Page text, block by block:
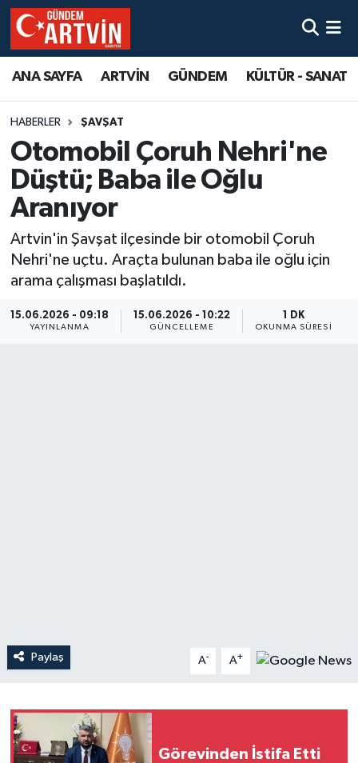
ANA SAYFA ARTVİN GÜNDEM KÜLTÜR - SANAT
HABERLER ŞAVŞAT
Otomobil Çoruh Nehri'ne
Düştü; Baba ile Oğlu
Aranıyor
Artvin'in Şavşat ilçesinde bir otomobil Çoruh
Nehri'ne uçtu. Araçta bulunan baba ile oğlu için
arama çalışması başlatıldı.
15.06.2026 - 09:18
YAYINLANMA
15.06.2026 - 10:22
GÜNCELLEME
1 DK
OKUNMA SÜRESI
Paylaş A- A+
Görevinden İstifa Etti